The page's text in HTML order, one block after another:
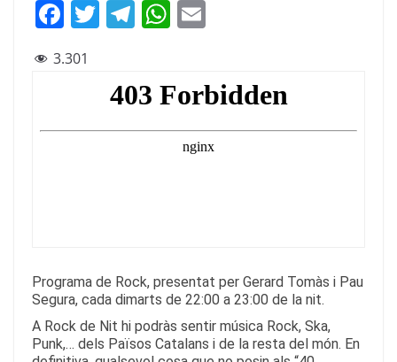
F
c
b
T
er
T
gr
a
W
s
A
p
l
3.301
Programa de Rock, presentat per Gerard Tomàs i Pau
Segura, cada dimarts de 22:00 a 23:00 de la nit.
A Rock de Nit hi podràs sentir música Rock, Ska,
Punk,… dels Països Catalans i de la resta del món. En